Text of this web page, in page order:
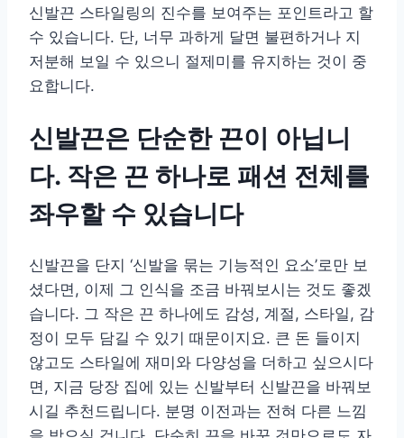
신발끈 스타일링의 진수를 보여주는 포인트라고 할
수 있습니다. 단, 너무 과하게 달면 불편하거나 지
저분해 보일 수 있으니 절제미를 유지하는 것이 중
요합니다.
신발끈은 단순한 끈이 아닙니
다. 작은 끈 하나로 패션 전체를
좌우할 수 있습니다
신발끈을 단지 ‘신발을 묶는 기능적인 요소’로만 보
셨다면, 이제 그 인식을 조금 바꿔보시는 것도 좋겠
습니다. 그 작은 끈 하나에도 감성, 계절, 스타일, 감
정이 모두 담길 수 있기 때문이지요. 큰 돈 들이지
않고도 스타일에 재미와 다양성을 더하고 싶으시다
면, 지금 당장 집에 있는 신발부터 신발끈을 바꿔보
시길 추천드립니다. 분명 이전과는 전혀 다른 느낌